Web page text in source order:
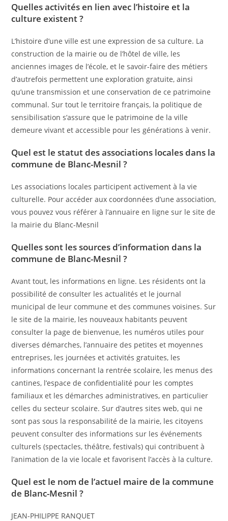
Quelles activités en lien avec l’histoire et la
culture existent ?
L’histoire d’une ville est une expression de sa culture. La
construction de la mairie ou de l’hôtel de ville, les
anciennes images de l’école, et le savoir-faire des métiers
d’autrefois permettent une exploration gratuite, ainsi
qu’une transmission et une conservation de ce patrimoine
communal. Sur tout le territoire français, la politique de
sensibilisation s’assure que le patrimoine de la ville
demeure vivant et accessible pour les générations à venir.
Quel est le statut des associations locales dans la
commune de Blanc-Mesnil ?
Les associations locales participent activement à la vie
culturelle. Pour accéder aux coordonnées d’une association,
vous pouvez vous référer à l’annuaire en ligne sur le site de
la mairie du Blanc-Mesnil
Quelles sont les sources d’information dans la
commune de Blanc-Mesnil ?
Avant tout, les informations en ligne. Les résidents ont la
possibilité de consulter les actualités et le journal
municipal de leur commune et des communes voisines. Sur
le site de la mairie, les nouveaux habitants peuvent
consulter la page de bienvenue, les numéros utiles pour
diverses démarches, l’annuaire des petites et moyennes
entreprises, les journées et activités gratuites, les
informations concernant la rentrée scolaire, les menus des
cantines, l’espace de confidentialité pour les comptes
familiaux et les démarches administratives, en particulier
celles du secteur scolaire. Sur d’autres sites web, qui ne
sont pas sous la responsabilité de la mairie, les citoyens
peuvent consulter des informations sur les événements
culturels (spectacles, théâtre, festivals) qui contribuent à
l’animation de la vie locale et favorisent l’accès à la culture.
Quel est le nom de l’actuel maire de la commune
de Blanc-Mesnil ?
JEAN-PHILIPPE RANQUET